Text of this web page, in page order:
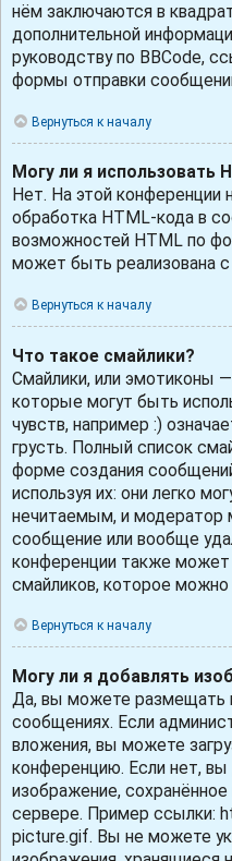
нём заключаются в
дополнительной
руководству по BBCode,
формы отправки
Вернуться к началу
Могу ли я использовать
Нет. На этой конференции
обработка HTML-кода в
возможностей HTML по
может быть реализована с
Вернуться к началу
Что такое смайлики?
Смайлики, или эмотиконы
которые могут быть
чувств, например :)
грусть. Полный список
форме создания
используя их: они легко
нечитаемым, и модератор
сообщение или вообще
конференции также может
смайликов, которое
Вернуться к началу
Могу ли я добавлять
Да, вы можете размещать
сообщениях. Если
вложения, вы можете
конференцию. Если нет,
изображение,
сервере. Пример ссылки:
picture.gif. Вы не можете